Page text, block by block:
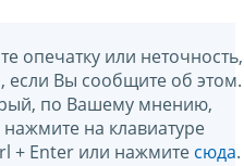
опечатку или неточность,
Вы сообщите об этом.
по Вашему мнению,
на клавиатуре
+ Enter или нажмите сюда.